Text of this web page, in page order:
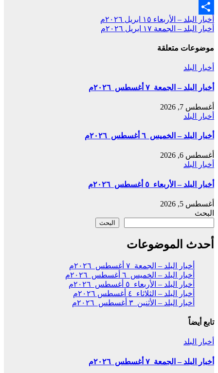
Telegram
Share
تصفّح
المقالات
أخبار البلد – الأربعاء ١٥ ابريل ٢٠٢٦م
أخبار البلد – الجمعة ١٧ ابريل ٢٠٢٦م
موضوعات متعلقة
أخبار البلد
أخبار البلد – الجمعة ٧ أغسطس ٢٠٢٦م
أغسطس 7, 2026
أخبار البلد
أخبار البلد – الخميس ٦ أغسطس ٢٠٢٦م
أغسطس 6, 2026
أخبار البلد
أخبار البلد – الأربعاء ٥ أغسطس ٢٠٢٦م
أغسطس 5, 2026
البحث
البحث
أحدث الموضوعات
أخبار البلد – الجمعة ٧ أغسطس ٢٠٢٦م
أخبار البلد – الخميس ٦ أغسطس ٢٠٢٦م
أخبار البلد – الأربعاء ٥ أغسطس ٢٠٢٦م
أخبار البلد – الثلاثاء ٤ أغسطس ٢٠٢٦م
أخبار البلد – الأثنين ٣ أغسطس ٢٠٢٦م
تابع أيضاً
أخبار البلد
أخبار البلد – الجمعة ٧ أغسطس ٢٠٢٦م